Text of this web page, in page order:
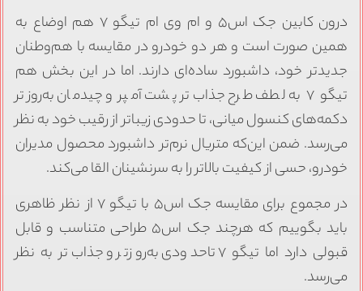
درون کابین جک اس۵ و ام وی ام تیگو ۷ هم اوضاع به
همین صورت است و هر دو خودرو در مقایسه با هم‌وطنان
جدیدتر خود، داشبورد ساده‌ای دارند. اما در این بخش هم
تیگو ۷ به لطف طرح جذاب‌تر پشت آمپر و چیدمان به‌روزتر
دکمه‌های کنسول میانی، تا حدودی زیباتر از رقیب خود به نظر
می‌رسد. ضمن این‌که متریال نرم‌تر داشبورد محصول مدیران
خودرو، حسی از کیفیت بالاتر را به سرنشینان القا می‌کند.
در مجموع برای مقایسه جک اس۵ با تیگو ۷ از نظر ظاهری
باید بگوییم که هرچند جک اس۵ طراحی متناسب و قابل
قبولی دارد اما تیگو ۷ تاحدودی به‌روزتر و جذاب‌تر به نظر
می‌رسد.